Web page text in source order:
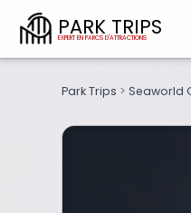
PARK TRIPS
Park Trips > Seaworld